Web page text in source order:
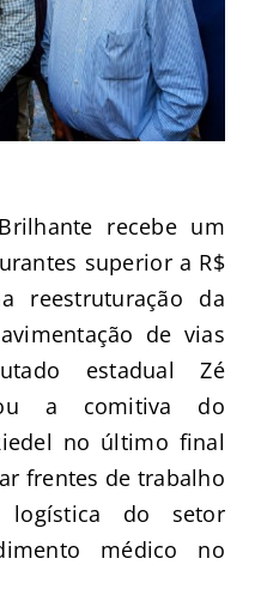
recebe um
superior a R$
reestruturação da
de vias
estadual Zé
a comitiva do
no último final
frentes de trabalho
logística do setor
médico no